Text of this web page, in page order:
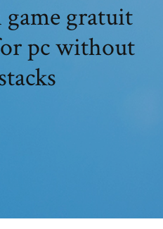
game gratuit
pc without